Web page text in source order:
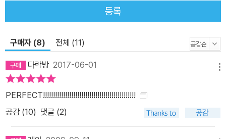
이후, 그들은 마침내 상상 속의 상대가 아닌, “진짜” 그 사람을 만나
며, 메일을 쓰던 바로 그 사람임을 확인한다. 그리고 두 사람은 서로를
곱번째 파도가 모든 것을 휩쓸고 지나간 후 다시 시작되는 그들의 사
랑 이 책의 제목이기도 한 ‘일곱번째 파도’는 소설에서 중요한 상징적
의미를 띠고 있다. 에미는 지중해의 어느 섬에서 여름휴가를 보내며
달리, 거칠고 고집스러운 일곱번째 파도는 예측할 수 없고, 그렇기 때
등록
구매자 (8) 전체 (11)
다락방 2017-06-01
PERFECT!!!!!!!!!!!!!!!!!!!!!!!!!!!!!!!!!!!!!!!!!!!!!!
공감 (10) 댓글 (2)